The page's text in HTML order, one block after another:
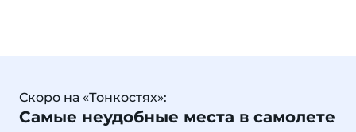
Скоро на «Тонкостях»:
Самые неудобные места в самолете